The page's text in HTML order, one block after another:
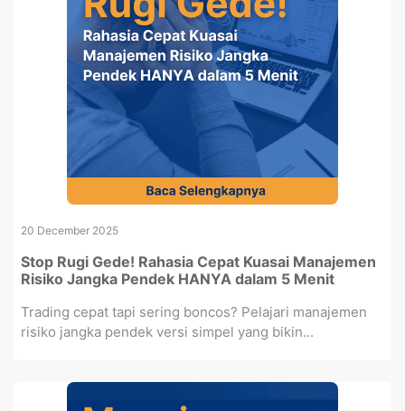
20 December 2025
Stop Rugi Gede! Rahasia Cepat Kuasai Manajemen
Risiko Jangka Pendek HANYA dalam 5 Menit
Trading cepat tapi sering boncos? Pelajari manajemen
risiko jangka pendek versi simpel yang bikin...